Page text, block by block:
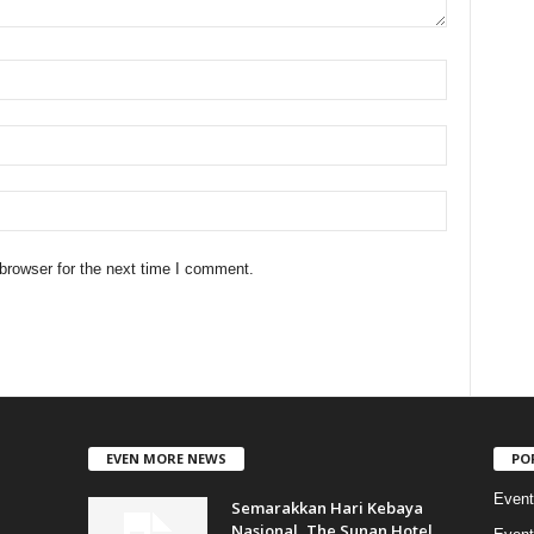
for the next time I comment.
EVEN MORE NEWS
Semarakkan Hari Kebaya
Event